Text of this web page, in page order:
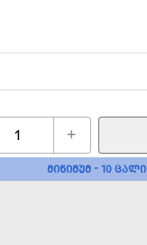
+
ᲛᲘᲜᲘᲛᲣᲛ - 10 ᲪᲐᲚᲘ